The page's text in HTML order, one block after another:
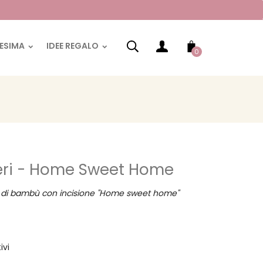
IDEE REGALO 0
- Home Sweet Home
bambù con incisione "Home sweet home"